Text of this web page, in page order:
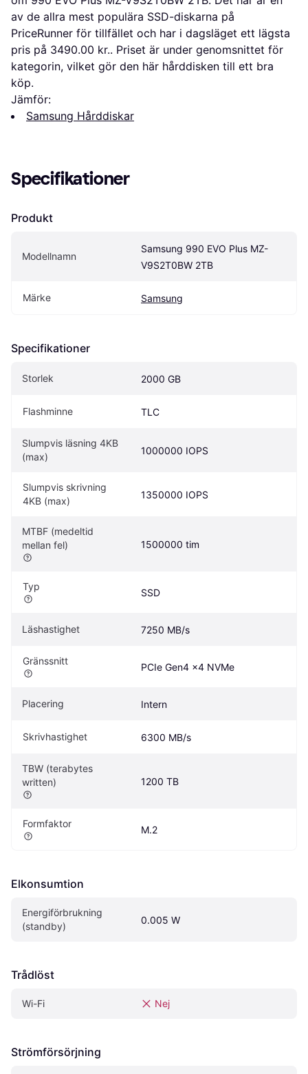
av de allra mest populära SSD-diskarna på
PriceRunner för tillfället och har i dagsläget ett lägsta
pris på 3490.00 kr.. Priset är under genomsnittet för
kategorin, vilket gör den här hårddisken till ett bra
köp.
Jämför:
Samsung Hårddiskar
Specifikationer
Produkt
Modellnamn
Samsung 990 EVO Plus MZ-
V9S2T0BW 2TB
Märke Samsung
Specifikationer
Storlek 2000 GB
Flashminne TLC
Slumpvis läsning 4KB
(max)
1000000 IOPS
Slumpvis skrivning
4KB (max)
1350000 IOPS
MTBF (medeltid
mellan fel)
1500000 tim
Typ
SSD
Läshastighet 7250 MB/s
Gränssnitt
PCIe Gen4 x4 NVMe
Placering Intern
Skrivhastighet 6300 MB/s
TBW (terabytes
written)
1200 TB
Formfaktor
M.2
Elkonsumtion
Energiförbrukning
(standby)
0.005 W
Trådlöst
Wi-Fi Nej
Strömförsörjning